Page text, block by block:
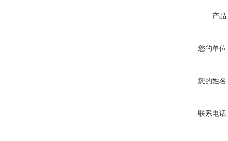
产品
您的单位
您的姓名
联系电话